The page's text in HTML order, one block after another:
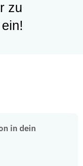
zu
in dein